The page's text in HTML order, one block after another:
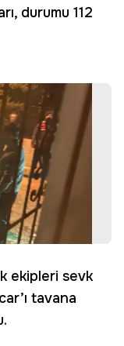
durumu 112
ekipleri sevk
tavana